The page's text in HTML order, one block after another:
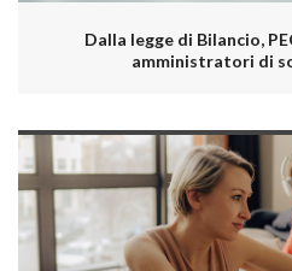
Dalla legge di Bilancio,
amministratori di